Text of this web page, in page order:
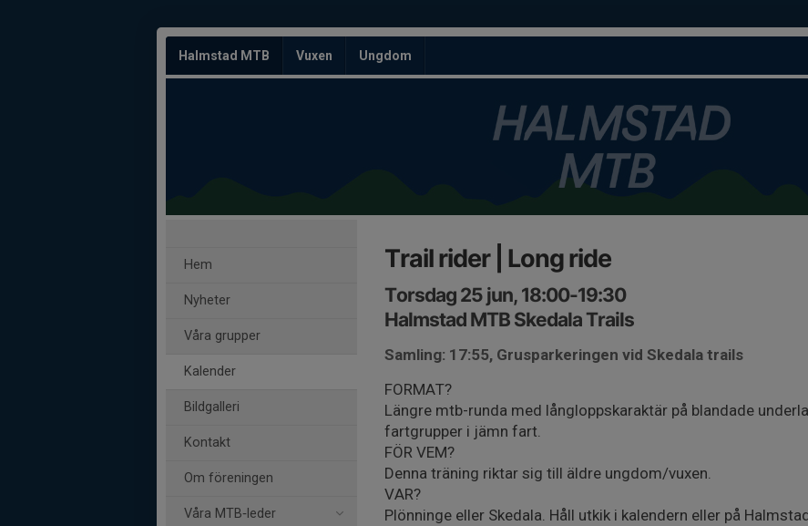
Halmstad MTB Vuxen Ungdom
Hem
Nyheter
Våra grupper
Kalender
Bildgalleri
Kontakt
Om föreningen
Våra MTB‑leder
Trail rider | Long ride
Torsdag 25 jun, 18:00-19:30
Halmstad MTB Skedala Trails
Samling: 17:55, Grusparkeringen vid Skedala trails
FORMAT?
Längre mtb-runda med långloppskaraktär på blandade
fartgrupper i jämn fart.
FÖR VEM?
Denna träning riktar sig till äldre ungdom/vuxen.
VAR?
Plönninge eller Skedala. Håll utkik i kalendern eller på